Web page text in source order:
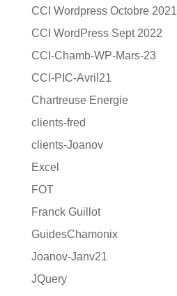
CCI Wordpress Octobre 2021
CCI WordPress Sept 2022
CCI-Chamb-WP-Mars-23
CCI-PIC-Avril21
Chartreuse Energie
clients-fred
clients-Joanov
Excel
FOT
Franck Guillot
GuidesChamonix
Joanov-Janv21
JQuery